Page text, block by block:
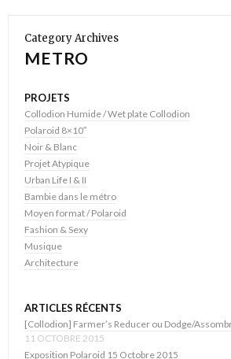
Category Archives
METRO
PROJETS
Collodion Humide / Wet plate Collodion
Polaroid 8×10″
Noir & Blanc
Projet Atypique
Urban Life I & II
Bambie dans le métro
Moyen format / Polaroid
Fashion & Sexy
Musique
Architecture
ARTICLES RÉCENTS
[Collodion] Farmer’s Reducer ou Dodge/
11 OCTOBRE 2015
Exposition Polaroid 15 Octobre 2015